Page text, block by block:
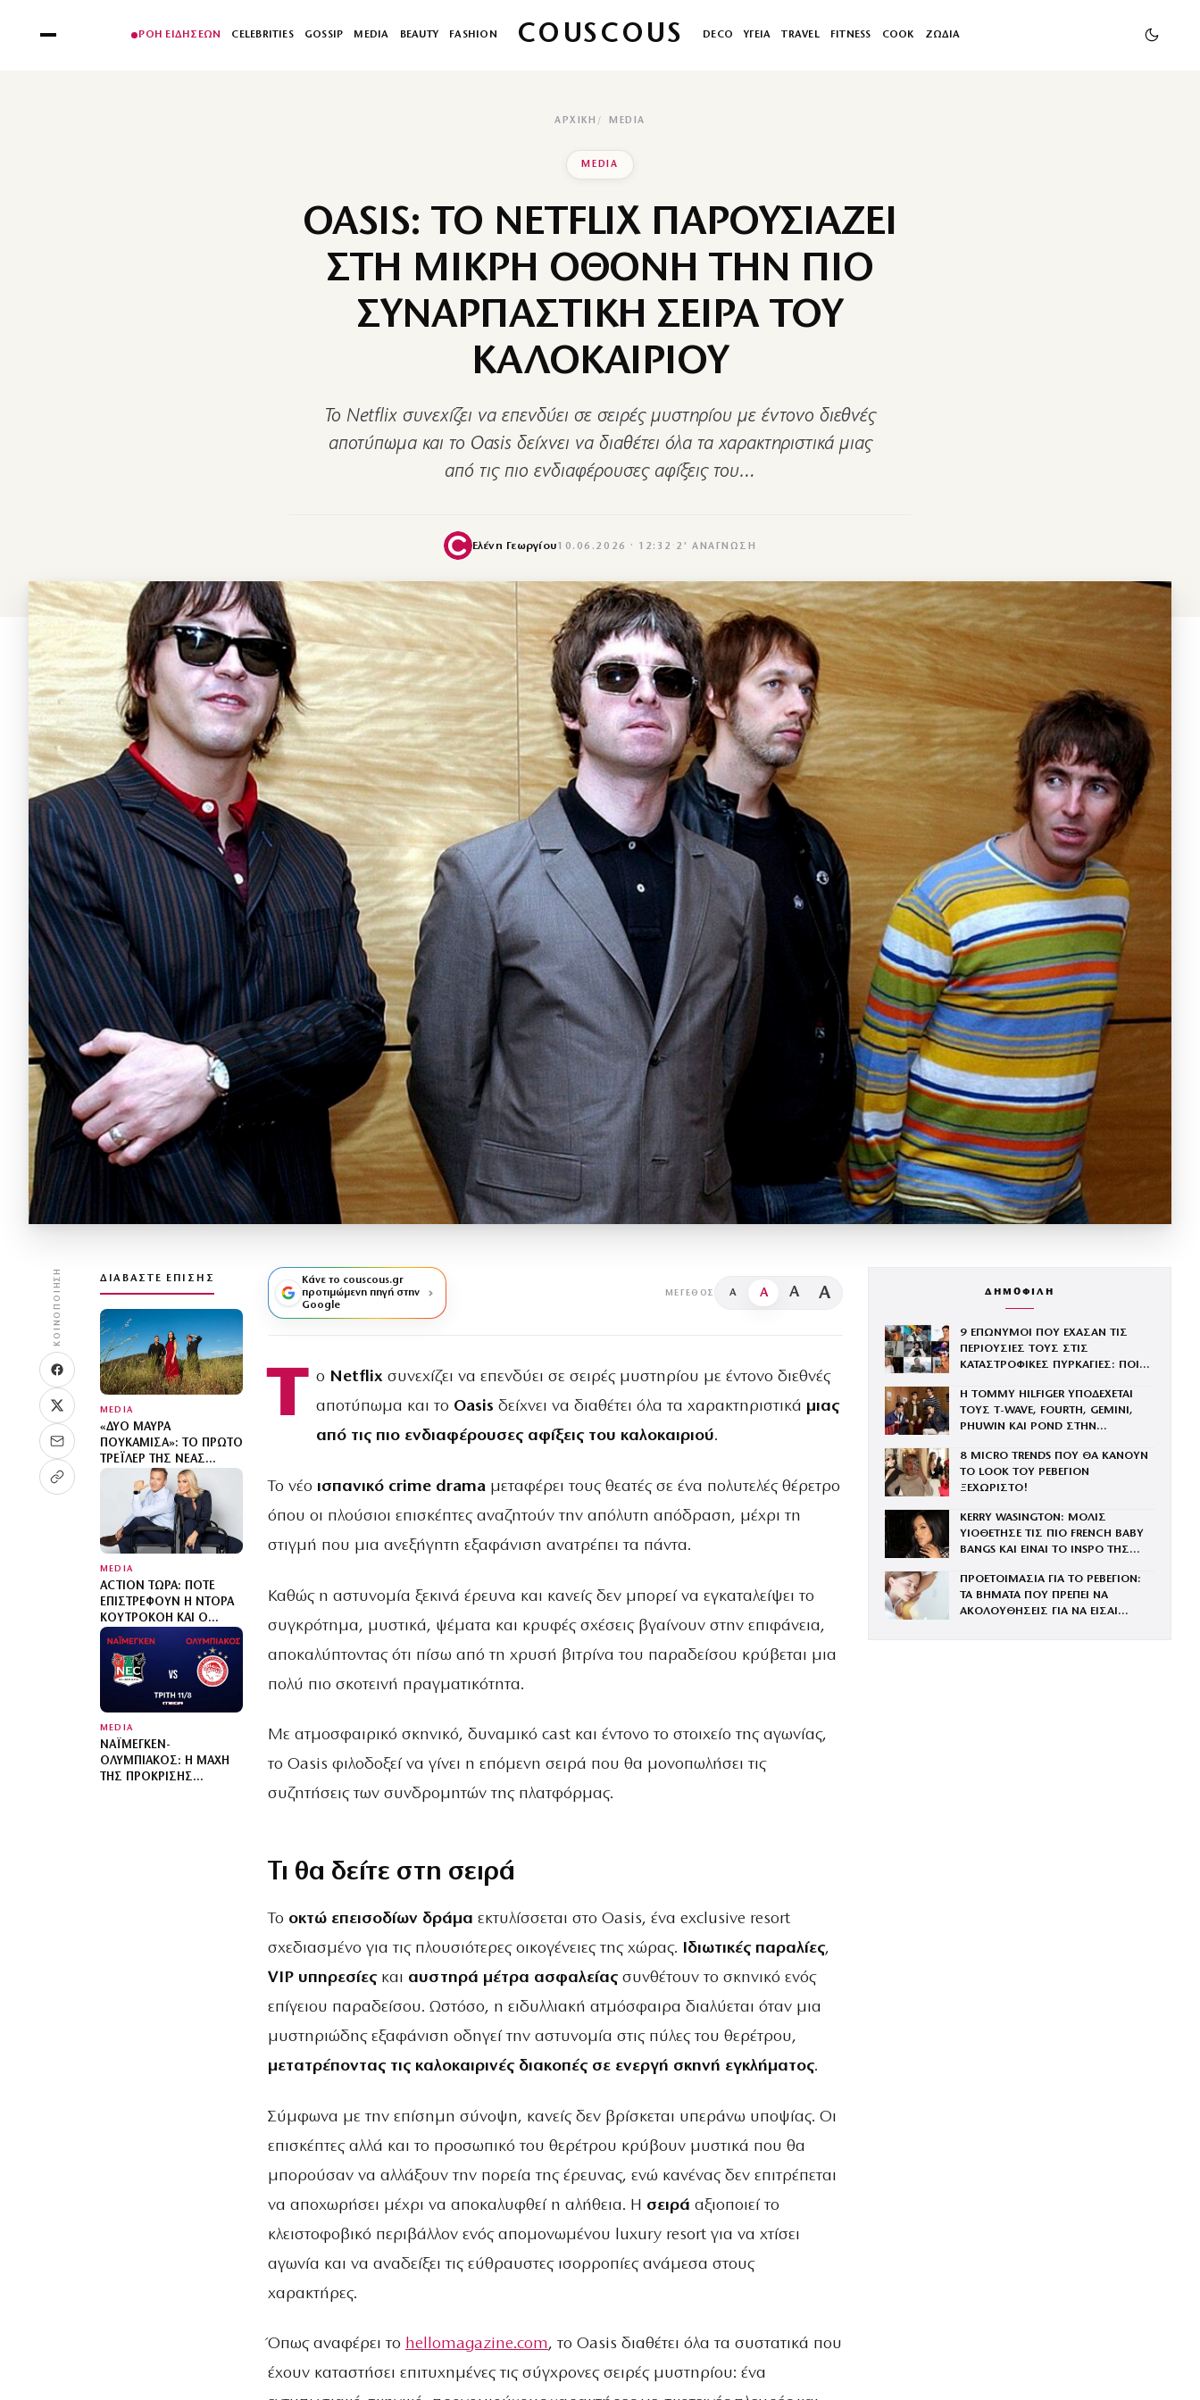
ΡΟΗ ΕΙΔΗΣΕΩΝ CELEBRITIES GOSSIP MEDIA BEAUTY FASHION COUSCOUS DECO ΥΓΕΙΑ TRAVEL FITNESS COOK ΖΩΔΙΑ
ΑΡΧΙΚΉ MEDIA
MEDIA
OASIS: ΤΟ NETFLIX ΠΑΡΟΥΣΙΑΖΕΙ
ΣΤΗ ΜΙΚΡΗ ΟΘΟΝΗ ΤΗΝ ΠΙΟ
ΣΥΝΑΡΠΑΣΤΙΚΗ ΣΕΙΡΑ ΤΟΥ
ΚΑΛΟΚΑΙΡΙΟΥ
Το Netflix συνεχίζει να επενδύει σε σειρές μυστηρίου με έντονο διεθνές
αποτύπωμα και το Oasis δείχνει να διαθέτει όλα τα χαρακτηριστικά μιας
από τις πιο ενδιαφέρουσες αφίξεις του…
Ελένη Γεωργίου10.06.2026 · 12:32 · 2′ ΑΝΆΓΝΩΣΗ
ΚΟΙΝΟΠΟΊΗΣΗ ΔΙΑΒΆΣΤΕ ΕΠΊΣΗΣ
MEDIA
«ΔΎΟ ΜΑΎΡΑ
ΠΟΥΚΆΜΙΣΑ»: ΤΟ ΠΡΏΤΟ
ΤΡΈΙΛΕΡ ΤΗΣ ΝΈΑΣ
ΔΡΑΜΑΤΙΚΉΣ ΣΕΙΡΆΣ ΤΟΥ
MEGA ΚΥΚΛΟΦΌΡΗΣΕ
MEDIA
ACTION ΤΏΡΑ: ΠΌΤΕ
ΕΠΙΣΤΡΈΦΟΥΝ Η ΝΤΌΡΑ
ΚΟΥΤΡΟΚΌΗ ΚΑΙ Ο
ΓΙΏΡΓΟΣ ΓΡΗΓΟΡΙΆΔΗΣ
MEDIA
ΝΑΪΜΈΓΚΕΝ-
ΟΛΥΜΠΙΑΚΌΣ: Η ΜΆΧΗ
ΤΗΣ ΠΡΌΚΡΙΣΗΣ
Κάνε το couscous.gr
προτιμώμενη πηγή στην
Google
ΜΈΓΕΘΟΣ A A A A
Τ ο Netflix συνεχίζει να επενδύει σε σειρές μυστηρίου με έντονο διεθνές
αποτύπωμα και το Oasis δείχνει να διαθέτει όλα τα χαρακτηριστικά μιας
από τις πιο ενδιαφέρουσες αφίξεις του καλοκαιριού.
Το νέο ισπανικό crime drama μεταφέρει τους θεατές σε ένα πολυτελές θέρετρο
όπου οι πλούσιοι επισκέπτες αναζητούν την απόλυτη απόδραση, μέχρι τη
στιγμή που μια ανεξήγητη εξαφάνιση ανατρέπει τα πάντα.
Καθώς η αστυνομία ξεκινά έρευνα και κανείς δεν μπορεί να εγκαταλείψει το
συγκρότημα, μυστικά, ψέματα και κρυφές σχέσεις βγαίνουν στην επιφάνεια,
αποκαλύπτοντας ότι πίσω από τη χρυσή βιτρίνα του παραδείσου κρύβεται μια
πολύ πιο σκοτεινή πραγματικότητα.
Με ατμοσφαιρικό σκηνικό, δυναμικό cast και έντονο το στοιχείο της αγωνίας,
το Oasis φιλοδοξεί να γίνει η επόμενη σειρά που θα μονοπωλήσει τις
συζητήσεις των συνδρομητών της πλατφόρμας.
Τι θα δείτε στη σειρά
Το οκτώ επεισοδίων δράμα εκτυλίσσεται στο Oasis, ένα exclusive resort
σχεδιασμένο για τις πλουσιότερες οικογένειες της χώρας.
Ιδιωτικές παραλίες,
VIP υπηρεσίεςκαι αυστηρά μέτρα ασφαλείαςσυνθέτουν το σκηνικό ενός
επίγειου παραδείσου. Ωστόσο, η ειδυλλιακή ατμόσφαιρα διαλύεται όταν μια
μυστηριώδης εξαφάνιση οδηγεί την αστυνομία στις πύλες του θερέτρου,
μετατρέποντας τις καλοκαιρινές διακοπές σε ενεργή σκηνή εγκλήματος.
Σύμφωνα με την επίσημη σύνοψη, κανείς δεν βρίσκεται υπεράνω υποψίας. Οι
επισκέπτες αλλά και το προσωπικό του θερέτρου κρύβουν μυστικά που θα
μπορούσαν να αλλάξουν την πορεία της έρευνας, ενώ κανένας δεν επιτρέπεται
να αποχωρήσει μέχρι να αποκαλυφθεί η αλήθεια. Η σειρά αξιοποιεί το
κλειστοφοβικό περιβάλλον ενός απομονωμένου luxury resort για να χτίσει
αγωνία και να αναδείξει τις εύθραυστες ισορροπίες ανάμεσα στους
χαρακτήρες.
Όπως αναφέρει το hellomagazine.com, το Oasis διαθέτει όλα τα συστατικά που
έχουν καταστήσει επιτυχημένες τις σύγχρονες σειρές μυστηρίου: ένα
ΔΗΜΟΦΙΛΗ
9 ΕΠΩΝΥΜΟΙ ΠΟΥ ΕΧΑΣΑΝ ΤΙΣ
ΠΕΡΙΟΥΣΙΕΣ ΤΟΥΣ ΣΤΙΣ
ΚΑΤΑΣΤΡΟΦΙΚΕΣ ΠΥΡΚΑΓΙΕΣ: ΠΟΙΟΙ
Η TOMMY HILFIGER ΥΠΟΔΕΧΕΤΑΙ
ΤΟΥΣ Τ-WAVE, FOURTH, GEMINI,
PHUWIN ΚΑΙ POND ΣΤΗΝ
8 MICRO TRENDS ΠΟΥ ΘΑ ΚΑΝΟΥΝ
ΤΟ LOOK ΤΟΥ ΡΕΒΕΓΙΟΝ
ΞΕΧΩΡΙΣΤΟ!
KERRY WASINGTON: ΜΟΛΙΣ
ΥΙΟΘΕΤΗΣΕ ΤΙΣ ΠΙΟ FRENCH BABY
BANGS ΚΑΙ ΕΙΝΑΙ ΤΟ INSPO ΤΗΣ
ΠΡΟΕΤΟΙΜΑΣΙΑ ΓΙΑ ΤΟ ΡΕΒΕΓΙΟΝ:
ΤΑ ΒΗΜΑΤΑ ΠΟΥ ΠΡΕΠΕΙ ΝΑ
ΑΚΟΛΟΥΘΗΣΕΙΣ ΓΙΑ ΝΑ ΕΙΣΑΙ